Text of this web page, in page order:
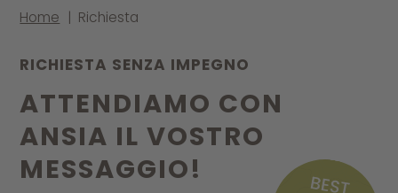
Home | Richiesta
RICHIESTA SENZA IMPEGNO
ATTENDIAMO CON
ANSIA IL VOSTRO
MESSAGGIO!